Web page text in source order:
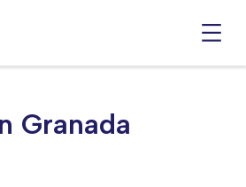
Granada